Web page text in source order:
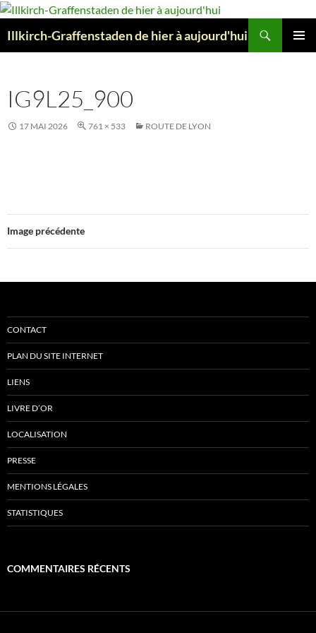
Aller
contenu
Illkirch-Graffenstaden de hier à aujourd'hui
IG9L25_900
17 MAI 2026 761 × 533 ROUTE DE LYON
Image précédente
CONTACT
PLAN DU SITE INTERNET
LIENS
LIVRE D’OR
LOCALISATION
PRESSE
MENTIONS LÉGALES
STATISTIQUES
COMMENTAIRES RÉCENTS